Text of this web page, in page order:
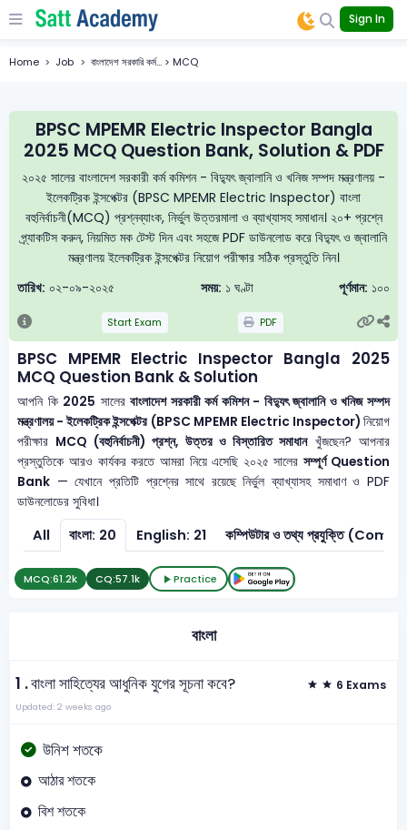
Sign In
Home Job বাংলাদেশ সরকারি কর্ম... > MCQ
BPSC MPEMR Electric Inspector Bangla
2025 MCQ Question Bank, Solution & PDF
২০২৫ সালের বাংলাদেশ সরকারী কর্ম কমিশন - বিদ্যুৎ জ্বালানি ও খনিজ সম্পদ মন্ত্রণালয় -
ইলেকট্রিক ইন্সপেক্টর (BPSC MPEMR Electric Inspector) বাংলা
বহুনির্বাচনী(MCQ) প্রশ্নব্যাংক, নির্ভুল উত্তরমালা ও ব্যাখ্যাসহ সমাধান। ২০+ প্রশ্নে
প্র্যাকটিস করুন, নিয়মিত মক টেস্ট দিন এবং সহজে PDF ডাউনলোড করে বিদ্যুৎ ও জ্বালানি
মন্ত্রণালয় ইলেকট্রিক ইন্সপেক্টর নিয়োগ পরীক্ষার সঠিক প্রস্তুতি নিন।
তারিখ: ০২-০৯-২০২৫ সময়: ১ ঘণ্টা পূর্ণমান: ১০০
Start Exam PDF
BPSC MPEMR Electric Inspector Bangla 2025
MCQ Question Bank & Solution
আপনি কি 2025 সালেরবাংলাদেশ সরকারী কর্ম কমিশন - বিদ্যুৎ জ্বালানি ও খনিজ সম্পদ
মন্ত্রণালয় - ইলেকট্রিক ইন্সপেক্টর (BPSC MPEMR Electric Inspector) নিয়োগ
পরীক্ষার MCQ (বহুনির্বাচনী) প্রশ্ন, উত্তর ও বিস্তারিত সমাধানখুঁজছেন? আপনার
প্রস্তুতিকে আরও কার্যকর করতে আমরা নিয়ে এসেছি ২০২৫ সালেরসম্পূর্ণ Question
Bank — যেখানে প্রতিটি প্রশ্নের সাথে রয়েছে নির্ভুল ব্যাখ্যাসহ সমাধাণ ও PDF
ডাউনলোডের সুবিধা।
All বাংলা: 20 English: 21 কম্পিউটার ও তথ্য প্রযুক্তি
MCQ:61.2k CQ:57.1k Practice
বাংলা
1 .বাংলা সাহিত্যের আধুনিক যুগের সূচনা কবে? 6 Exams
Updated: 2 weeks ago
উনিশ শতকে
আঠার শতকে
বিশ শতকে